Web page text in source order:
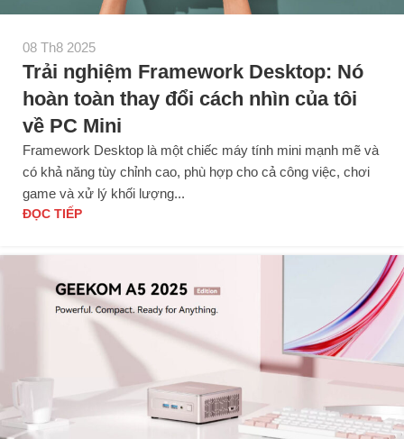
08 Th8 2025
Trải nghiệm Framework Desktop: Nó
hoàn toàn thay đổi cách nhìn của tôi
về PC Mini
Framework Desktop là một chiếc máy tính mini mạnh mẽ và
có khả năng tùy chỉnh cao, phù hợp cho cả công việc, chơi
game và xử lý khối lượng...
ĐỌC TIẾP